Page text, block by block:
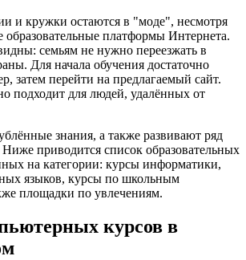
и кружки остаются в "моде", несмотря
платформы Интернета.
семьям не нужно переезжать в
Для начала обучения достаточно
затем перейти на предлагаемый сайт.
подходит для людей, удалённых от
знания, а также развивают ряд
приводится список образовательных
на категории: курсы информатики,
языков, курсы по школьным
площадки по увлечениям.
курсов в